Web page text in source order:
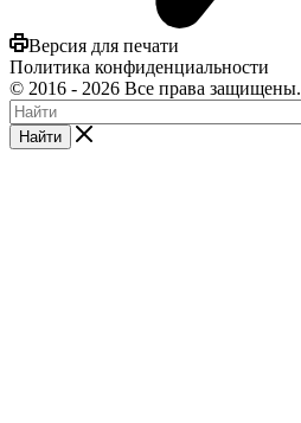
Версия для печати
Политика конфиденциальности
© 2016 - 2026 Все права защищены.
Найти